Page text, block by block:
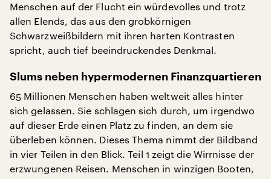
Menschen auf der Flucht ein würdevolles und trotz
allen Elends, das aus den grobkörnigen
Schwarzweißbildern mit ihren harten Kontrasten
spricht, auch tief beeindruckendes Denkmal.
Slums neben hypermodernen Finanzquartieren
65 Millionen Menschen haben weltweit alles hinter
sich gelassen. Sie schlagen sich durch, um irgendwo
auf dieser Erde einen Platz zu finden, an dem sie
überleben können. Dieses Thema nimmt der Bildband
in vier Teilen in den Blick. Teil 1 zeigt die Wirrnisse der
erzwungenen Reisen. Menschen in winzigen Booten,